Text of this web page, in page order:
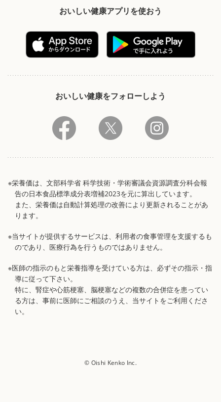
おいしい健康アプリを使おう
おいしい健康をフォローしよう
※栄養価は、文部科学省 科学技術・学術審議会資源調査分科会報
告の日本食品標準成分表増補2023を元に算出しています。
また、栄養価は自動計算処理の改善により更新されることがあ
ります。
※当サイトが提供するサービスは、利用者の食事管理を支援するも
のであり、医療行為を行うものではありません。
※医師の指示のもと栄養指導を受けている方は、必ずその指示・指
導に従って下さい。
特に、腎症や心筋梗塞、脳梗塞などの複数の合併症を患ってい
る方は、事前に医師にご相談のうえ、当サイトをご利用くださ
い。
© Oishi Kenko Inc.